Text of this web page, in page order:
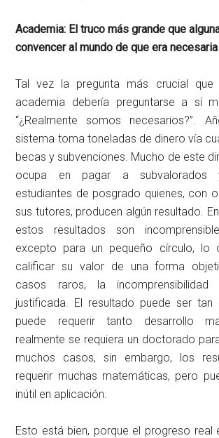
Academia: El truco más grande que
convencer al mundo de que era necesaria
Tal vez la pregunta más crucial
academia debería preguntarse a sí
“¿Realmente somos necesarios?”.
sistema toma toneladas de dinero vía
becas y subvenciones. Mucho de este
ocupa en pagar a subvalorados
estudiantes de posgrado quienes, con
sus tutores, producen algún resultado.
estos resultados son
excepto para un pequeño círculo, lo
calificar su valor de una forma
casos raros, la
justificada. El resultado puede ser tan
puede requerir tanto desarrollo
realmente se requiera un doctorado
muchos casos, sin embargo, los
requerir muchas matemáticas, pero
inútil en aplicación.
Esto está bien, porque el progreso real